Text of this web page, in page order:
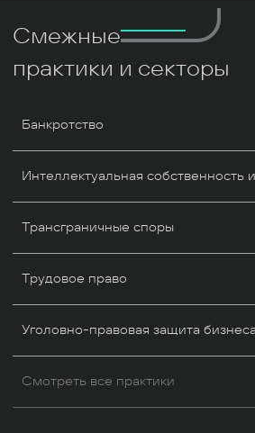
Смежные
практики и секторы
Банкротство
Интеллектуальная собственность
Трансграничные споры
Трудовое право
Уголовно-правовая защита бизнеса
Смотреть все практики